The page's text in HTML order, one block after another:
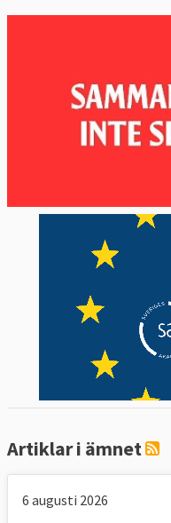
Rabatter
övriga EU-
rabatt hittills:
Tabell 2. EU-
Sverige
Nederländerna
Österrike
Artiklar i ämnet
6 augusti 2026